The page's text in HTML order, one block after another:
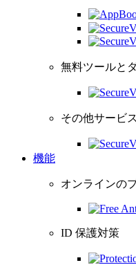
無料ツールと
その他サービス
機能
オンラインの
ID 保護対策